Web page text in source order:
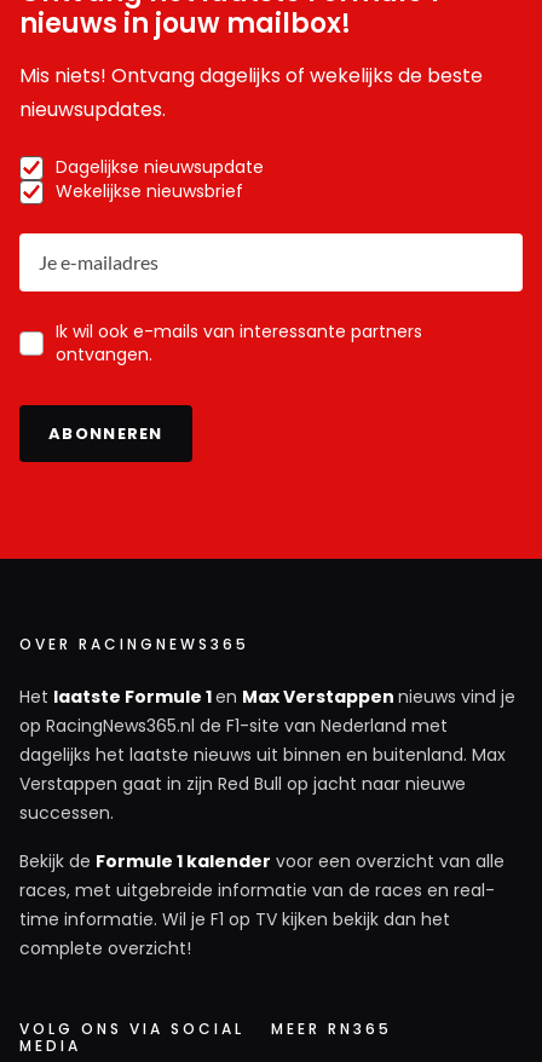
nieuws in jouw mailbox!
Mis niets! Ontvang dagelijks of wekelijks de beste
nieuwsupdates.
Dagelijkse nieuwsupdate
Wekelijkse nieuwsbrief
Ik wil ook e-mails van interessante partners
ontvangen.
ABONNEREN
OVER RACINGNEWS365
Het laatste Formule 1en Max Verstappen nieuws vind je
op RacingNews365.nl de F1-site van Nederland met
dagelijks het laatste nieuws uit binnen en buitenland. Max
Verstappen gaat in zijn Red Bull op jacht naar nieuwe
successen.
Bekijk de Formule 1 kalender voor een overzicht van alle
races, met uitgebreide informatie van de races en real-
time informatie. Wil je F1 op TV kijken bekijk dan het
complete overzicht!
VOLG ONS VIA SOCIAL
MEDIA
MEER RN365